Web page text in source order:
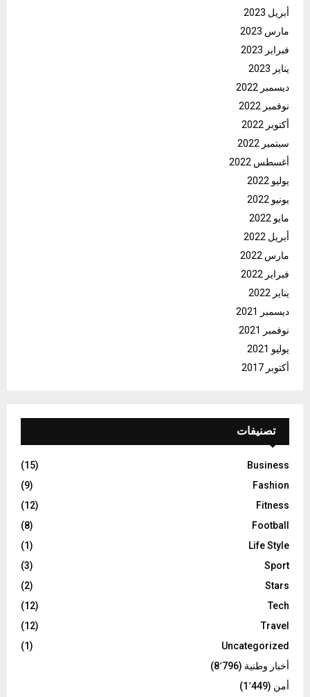
أبريل 2023
مارس 2023
فبراير 2023
يناير 2023
ديسمبر 2022
نوفمبر 2022
أكتوبر 2022
سبتمبر 2022
أغسطس 2022
يوليو 2022
يونيو 2022
مايو 2022
أبريل 2022
مارس 2022
فبراير 2022
يناير 2022
ديسمبر 2021
نوفمبر 2021
يوليو 2021
أكتوبر 2017
تصنيفات
Business
(15)
Fashion
(9)
Fitness
(12)
Football
(8)
Life Style
(1)
Sport
(3)
Stars
(2)
Tech
(12)
Travel
(12)
Uncategorized
(1)
أخبار وطنية (8٬796)
أمن (1٬449)